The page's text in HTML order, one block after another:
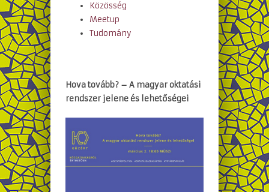
Közösség
Meetup
Tudomány
Hova tovább? – A magyar oktatási
rendszer jelene és lehetőségei